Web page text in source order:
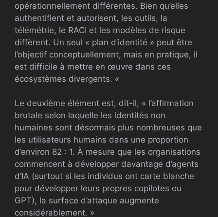
opérationnellement différentes. Bien qu’elles
authentifient et autorisent, les outils, la
télémétrie, le RACI et les modèles de risque
diffèrent. Un seul « plan d’identité » peut être
l’objectif conceptuellement, mais en pratique, il
est difficile à mettre en œuvre dans ces
écosystèmes divergents. «
Le deuxième élément est, dit-il, « l’affirmation
brutale selon laquelle les identités non
humaines sont désormais plus nombreuses que
les utilisateurs humains dans une proportion
d’environ 82 : 1. À mesure que les organisations
commencent à développer davantage d’agents
d’IA (surtout si les individus ont carte blanche
pour développer leurs propres copilotes ou
GPT), la surface d’attaque augmente
considérablement. »